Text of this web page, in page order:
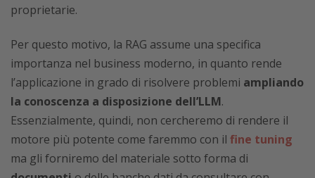
proprietarie.
Per questo motivo, la RAG assume una specifica
importanza nel business moderno, in quanto rende
l’applicazione in grado di risolvere problemi ampliando
la conoscenza a disposizione dell’LLM.
Essenzialmente, quindi, non cercheremo di rendere il
motore più potente come faremmo con il fine tuning
ma gli forniremo del materiale sotto forma di